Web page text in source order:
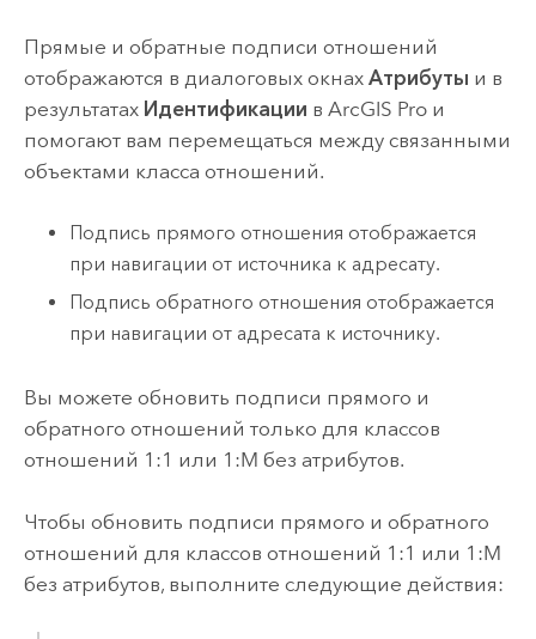
Прямые и обратные подписи отношений
отображаются в диалоговых окнах Атрибуты и в
результатах Идентификации в ArcGIS Proи
помогают вам перемещаться между связанными
объектами класса отношений.
Подпись прямого отношения отображается
при навигации от источника к адресату.
Подпись обратного отношения отображается
при навигации от адресата к источнику.
Вы можете обновить подписи прямого и
обратного отношений только для классов
отношений 1:1 или 1:M без атрибутов.
Чтобы обновить подписи прямого и обратного
отношений для классов отношений 1:1 или 1:M
без атрибутов, выполните следующие действия: